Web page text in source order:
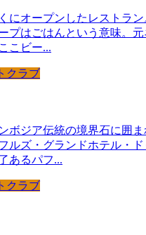
にオープンしたレストラ
プはごはんという意味。
こビー...
クラブ
ボジア伝統の境界石に囲
ルズ・グランドホテル・
あるパフ...
クラブ